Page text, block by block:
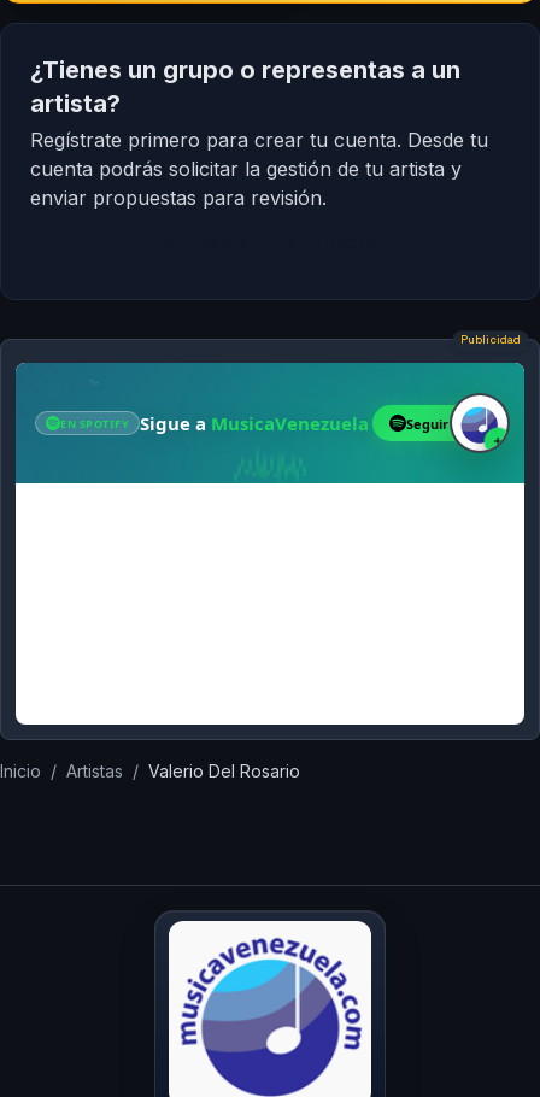
¿Tienes un grupo o representas a un
artista?
Regístrate primero para crear tu cuenta. Desde tu
cuenta podrás solicitar la gestión de tu artista y
enviar propuestas para revisión.
Publicidad
Inicio / Artistas / Valerio Del Rosario